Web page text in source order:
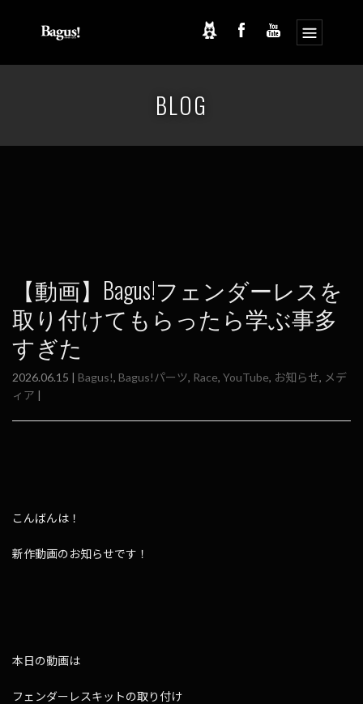
BLOG
【動画】Bagus!フェンダーレスを
取り付けてもらったら学ぶ事多
すぎた
2026.06.15 | Bagus!, Bagus!パーツ, Race, YouTube, お知らせ, メデ
ィア |
こんばんは！
新作動画のお知らせです！
本日の動画は
フェンダーレスキットの取り付け